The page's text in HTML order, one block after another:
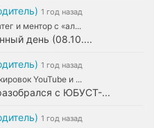
1 год назад
и ментор с «ал...
день (08.10....
1 год назад
YouTube и ...
с ЮБУСТ-...
1 год назад